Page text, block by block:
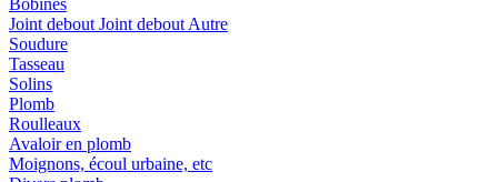
Bobines
Joint debout Joint debout Autre
Soudure
Tasseau
Solins
Plomb
Roulleaux
Avaloir en plomb
Moignons, écoul urbaine, etc